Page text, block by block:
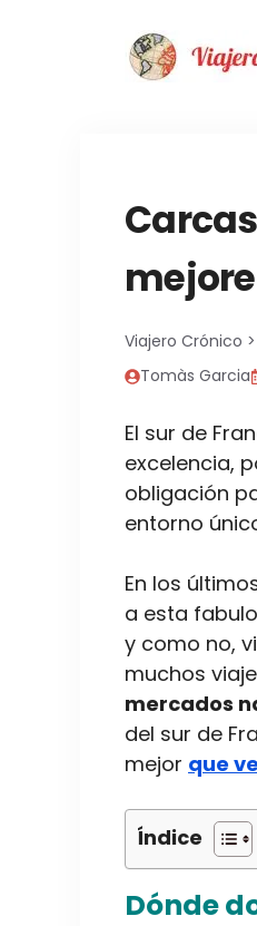
Viajero Crónico >
Tomàs Garcia
El sur de
excelencia,
obligación
entorno
En los
a esta
y como no,
muchos
mercados
del sur de
mejor que
Índice
Dónde